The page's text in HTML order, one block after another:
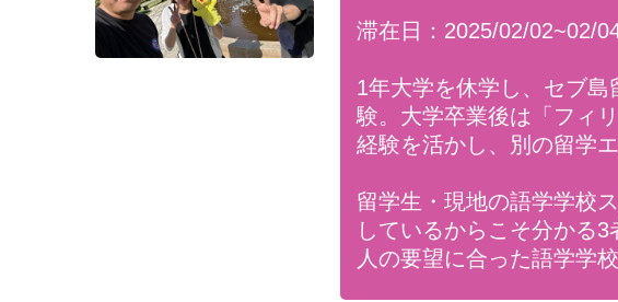
滞在日：2025/02/02~02/
1年大学を休学し、セブ
験。大学卒業後は「フィ
経験を活かし、別の留学
留学生・現地の語学学校
しているからこそ分かる
人の要望に合った語学学